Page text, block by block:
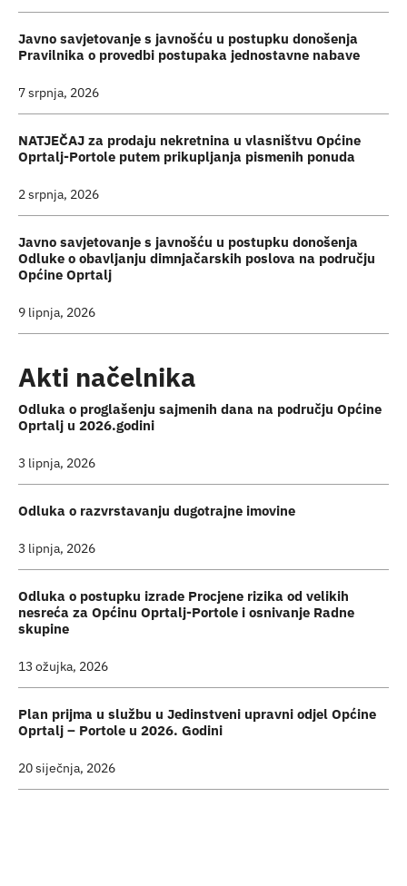
Javno savjetovanje s javnošću u postupku donošenja
Pravilnika o provedbi postupaka jednostavne nabave
7 srpnja, 2026
NATJEČAJ za prodaju nekretnina u vlasništvu Općine
Oprtalj-Portole putem prikupljanja pismenih ponuda
2 srpnja, 2026
Javno savjetovanje s javnošću u postupku donošenja
Odluke o obavljanju dimnjačarskih poslova na području
Općine Oprtalj
9 lipnja, 2026
Akti načelnika
Odluka o proglašenju sajmenih dana na području Općine
Oprtalj u 2026.godini
3 lipnja, 2026
Odluka o razvrstavanju dugotrajne imovine
3 lipnja, 2026
Odluka o postupku izrade Procjene rizika od velikih
nesreća za Općinu Oprtalj-Portole i osnivanje Radne
skupine
13 ožujka, 2026
Plan prijma u službu u Jedinstveni upravni odjel Općine
Oprtalj – Portole u 2026. Godini
20 siječnja, 2026